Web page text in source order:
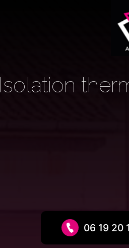
Isolation
06 19 20